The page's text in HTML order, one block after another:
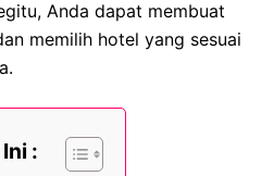
Anda dapat membuat
memilih hotel yang sesuai
: